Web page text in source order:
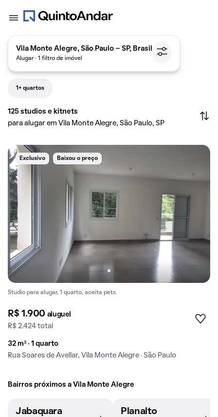
Vila Monte Alegre, São Paulo - SP, Brasil
Alugar · 1 filtro de imóvel
1+ quartos
125 studios e kitnets
para alugar em Vila Monte Alegre, São Paulo, SP
Exclusivo Baixou o preço
Studio para alugar, 1 quarto, aceita pets.
R$ 1.900 aluguel
R$ 2.424 total
32 m² · 1 quarto
Rua Soares de Avellar, Vila Monte Alegre · São Paulo
Bairros próximos a Vila Monte Alegre
Jabaquara
Planalto